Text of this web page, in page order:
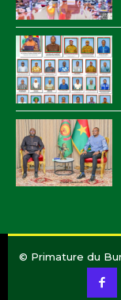
© Primature du